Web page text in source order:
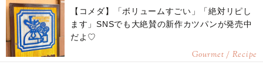
【コメダ】「ボリュームすごい」「絶対リピし
ます」SNSでも大絶賛の新作カツパンが発売中
だよ♡
Gourmet / Recipe